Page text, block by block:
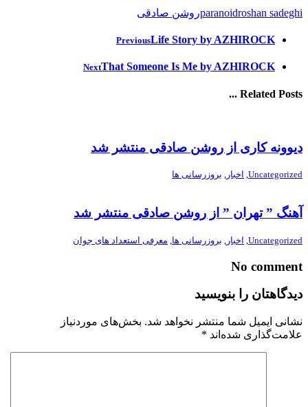
paranoidroshan sadeghi روشن صادقی
PreviousLife Story by AZHIROCK
NextThat Someone Is Me by AZHIROCK
Related Posts ...
دیوونه کاری از روشن صادقی منتشر شد
Uncategorized
, اخبار , بروزرسانی ها
آهنگ ” تهران ” از روشن صادقی منتشر شد
Uncategorized اخبار بروزرسانی ها معرفی استعداد های جوان
No comment
دیدگاهتان را بنویسید
نشانی ایمیل شما منتشر نخواهد شد. بخش‌های موردنیاز
علامت‌گذاری شده‌اند *